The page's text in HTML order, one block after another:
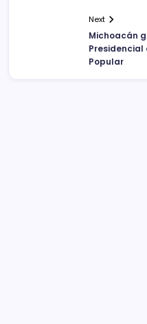
Next
Michoacán
Presidencial
Popular